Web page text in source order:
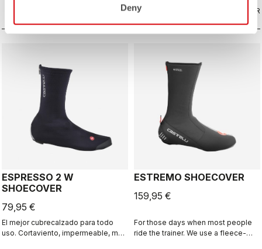
Deny
COMPARAR
MTB o de grava, y garantizan un
ajuste perfecto que no aprieta ni
constriñe.
COMPARAR
ESPRESSO 2 W
SHOECOVER
79,95 €
El mejor cubrecalzado para todo
uso. Cortaviento, impermeable, muy
ESTREMO SHOECOVER
159,95 €
For those days when most people
ride the trainer. We use a fleece-